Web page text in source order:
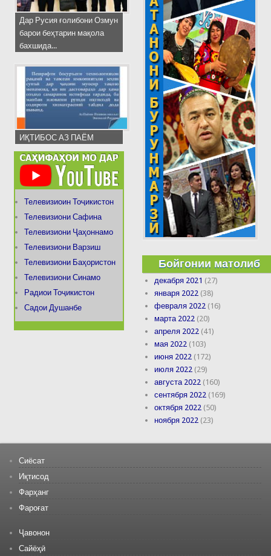
Дар Русия ғолибони Озмун
барои беҳтарин мақола
бахшида...
ИҚТИБОС АЗ ПАЁМ
Телевизиоин Тоҷикистон
Телевизиони Сафина
Телевизиони Ҷаҳоннамо
Телевизиони Варзиш
Телевизиони Баҳористон
Телевизиони Синамо
Радиои Тоҷикистон
Садои Душанбе
Бойгонии матолиб
декабря 2021 (27)
января 2022 (38)
февраля 2022 (16)
марта 2022 (20)
апреля 2022 (41)
мая 2022 (103)
июня 2022 (172)
июля 2022 (29)
августа 2022 (160)
сентября 2022 (169)
октября 2022 (50)
ноября 2022 (23)
Сиёсат
Иқтисод
Фарҳанг
Фароғат
Ҷавонон
Сайёҳӣ